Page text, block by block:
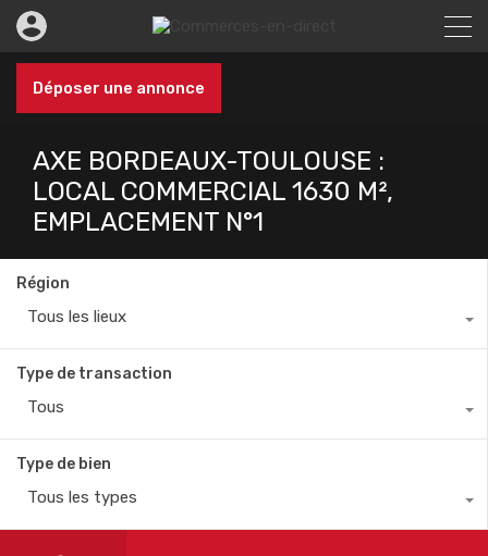
Déposer une annonce
AXE BORDEAUX-TOULOUSE :
LOCAL COMMERCIAL 1630 M²,
EMPLACEMENT N°1
Région
Tous les lieux
Type de transaction
Tous
Type de bien
Tous les types